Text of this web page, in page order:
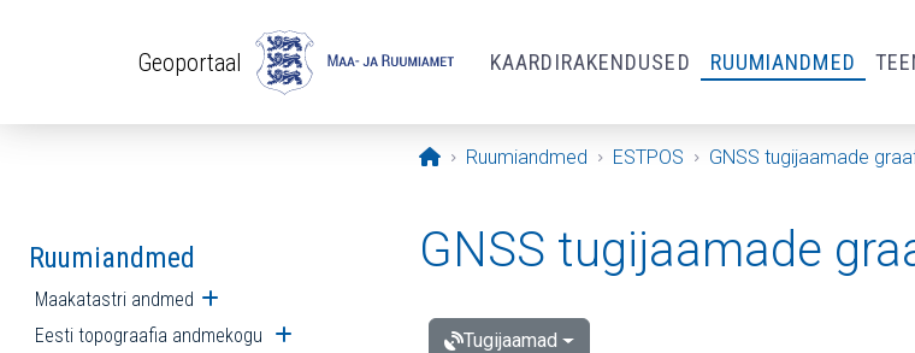
Geoportaal KAARDIRAKENDUSED RUUMIANDMED
Avaleht
Ruumiandmed ESTPOS GNSS tugijaamade
Ruumiandmed
Maakatastri andmed Ava alammenüü
Eesti topograafia andmekogu Ava alammenüü
GNSS tugijaamade
Tugijaamad